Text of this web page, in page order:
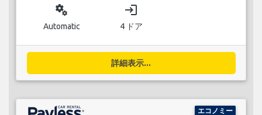
miscellaneous_services
Automatic
login
4 ドア
詳細表示...
エコノミー